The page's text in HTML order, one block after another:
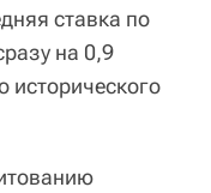
ставка по
на 0,9
исторического